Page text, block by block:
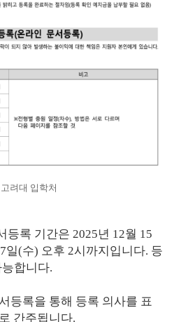
려대 입학처
등록 기간은 2025년 12월 15
일(수) 오후 2시까지입니다. 등
합니다.
등록을 통해 등록 의사를 표
간주됩니다.